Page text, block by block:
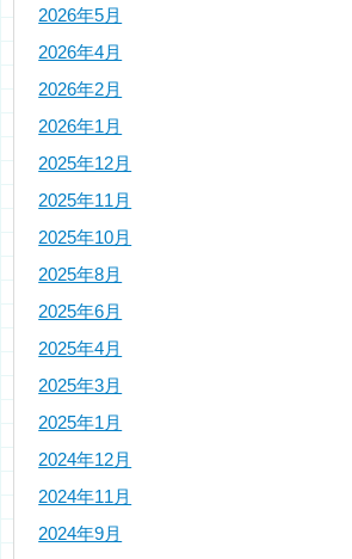
2026年5月
2026年4月
2026年2月
2026年1月
2025年12月
2025年11月
2025年10月
2025年8月
2025年6月
2025年4月
2025年3月
2025年1月
2024年12月
2024年11月
2024年9月